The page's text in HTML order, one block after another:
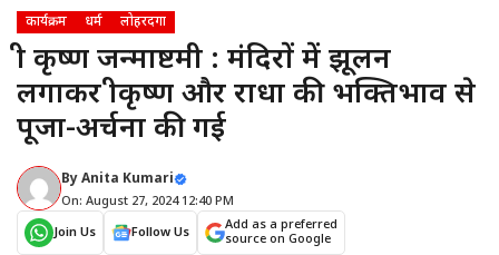
कार्यक्रम धर्म लोहरदगा
श्री कृष्ण जन्माष्टमी : मंदिरों में झूलन
लगाकर श्रीकृष्ण और राधा की भक्तिभाव से
पूजा-अर्चना की गई
ByAnita Kumari
On: August 27, 2024 12:40 PM
Join Us
Follow Us
Add as a preferred
source on Google